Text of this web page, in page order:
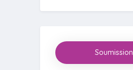
Soumission